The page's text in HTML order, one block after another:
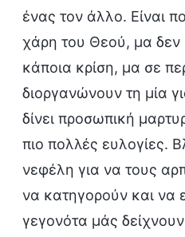
ένας τον άλλο. Είναι
χάρη του Θεού, μα δεν
κάποια κρίση, μα σε
διοργανώνουν τη μία
δίνει προσωπική
πιο πολλές ευλογίες.
νεφέλη για να τους
να κατηγορούν και να
γεγονότα μάς